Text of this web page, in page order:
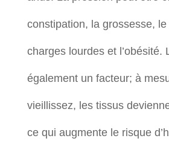
constipation, la grossesse,
charges lourdes et l’obésité.
également un facteur; à
vieillissez, les tissus
ce qui augmente le risque